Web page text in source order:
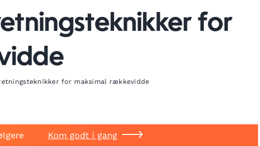
for
for maksimal rækkevidde
Kom godt i gang